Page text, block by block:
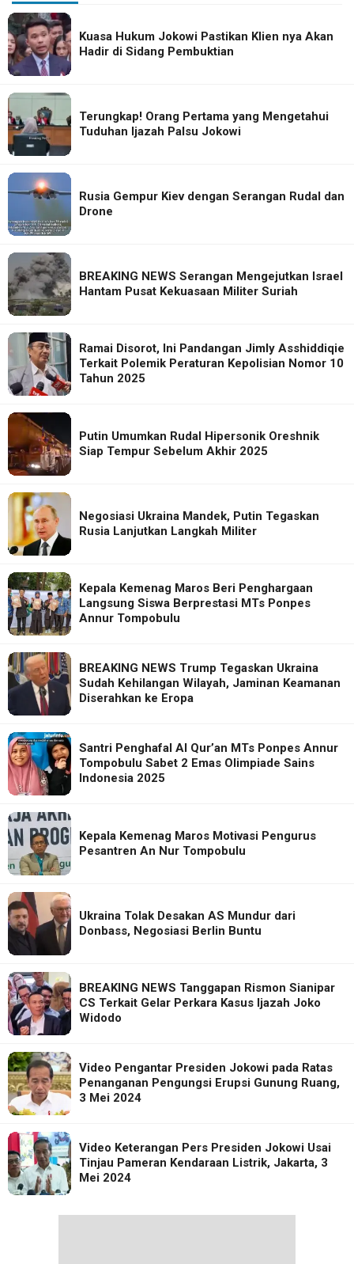
Kuasa Hukum Jokowi Pastikan Klien nya Akan
Hadir di Sidang Pembuktian
Terungkap! Orang Pertama yang Mengetahui
Tuduhan Ijazah Palsu Jokowi
Rusia Gempur Kiev dengan Serangan Rudal dan
Drone
BREAKING NEWS Serangan Mengejutkan Israel
Hantam Pusat Kekuasaan Militer Suriah
Ramai Disorot, Ini Pandangan Jimly Asshiddiqie
Terkait Polemik Peraturan Kepolisian Nomor 10
Tahun 2025
Putin Umumkan Rudal Hipersonik Oreshnik
Siap Tempur Sebelum Akhir 2025
Negosiasi Ukraina Mandek, Putin Tegaskan
Rusia Lanjutkan Langkah Militer
Kepala Kemenag Maros Beri Penghargaan
Langsung Siswa Berprestasi MTs Ponpes
Annur Tompobulu
BREAKING NEWS Trump Tegaskan Ukraina
Sudah Kehilangan Wilayah, Jaminan Keamanan
Diserahkan ke Eropa
Santri Penghafal Al Qur’an MTs Ponpes Annur
Tompobulu Sabet 2 Emas Olimpiade Sains
Indonesia 2025
Kepala Kemenag Maros Motivasi Pengurus
Pesantren An Nur Tompobulu
Ukraina Tolak Desakan AS Mundur dari
Donbass, Negosiasi Berlin Buntu
BREAKING NEWS Tanggapan Rismon Sianipar
CS Terkait Gelar Perkara Kasus Ijazah Joko
Widodo
Video Pengantar Presiden Jokowi pada Ratas
Penanganan Pengungsi Erupsi Gunung Ruang,
3 Mei 2024
Video Keterangan Pers Presiden Jokowi Usai
Tinjau Pameran Kendaraan Listrik, Jakarta, 3
Mei 2024